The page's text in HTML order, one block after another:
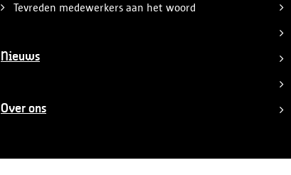
Tevreden medewerkers aan het woord
Nieuws
Over ons